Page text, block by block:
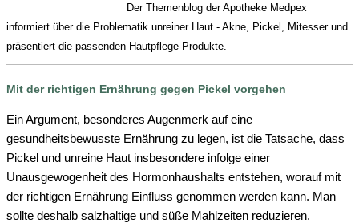
Der Themenblog der Apotheke Medpex
informiert über die Problematik unreiner Haut - Akne, Pickel, Mitesser und
präsentiert die passenden Hautpflege-Produkte.
Mit der richtigen Ernährung gegen Pickel vorgehen
Ein Argument, besonderes Augenmerk auf eine
gesundheitsbewusste Ernährung zu legen, ist die Tatsache, dass
Pickel und unreine Haut insbesondere infolge einer
Unausgewogenheit des Hormonhaushalts entstehen, worauf mit
der richtigen Ernährung Einfluss genommen werden kann. Man
sollte deshalb salzhaltige und süße Mahlzeiten reduzieren.